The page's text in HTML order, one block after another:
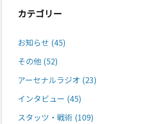
カテゴリー
お知らせ (45)
その他 (52)
アーセナルラジオ (23)
インタビュー (45)
スタッツ・戦術 (109)